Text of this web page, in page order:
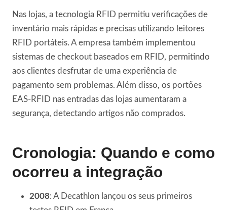
Nas lojas, a tecnologia RFID permitiu verificações de
inventário mais rápidas e precisas utilizando leitores
RFID portáteis. A empresa também implementou
sistemas de checkout baseados em RFID, permitindo
aos clientes desfrutar de uma experiência de
pagamento sem problemas. Além disso, os portões
EAS-RFID nas entradas das lojas aumentaram a
segurança, detectando artigos não comprados.
Cronologia: Quando e como
ocorreu a integração
2008: A Decathlon lançou os seus primeiros